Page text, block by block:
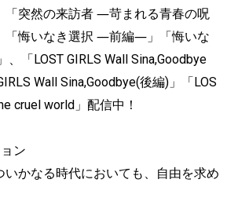
突然の来訪者 ―苛まれる青春の呪
「悔いなき選択 ―前編―」「悔いな
「LOST GIRLS Wall Sina,Goodbye
Wall Sina,Goodbye(後編)」「LOS
cruel world」配信中！
ン
いかなる時代においても、自由を求め